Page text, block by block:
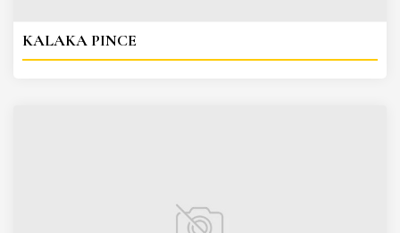
KALAKA PINCE